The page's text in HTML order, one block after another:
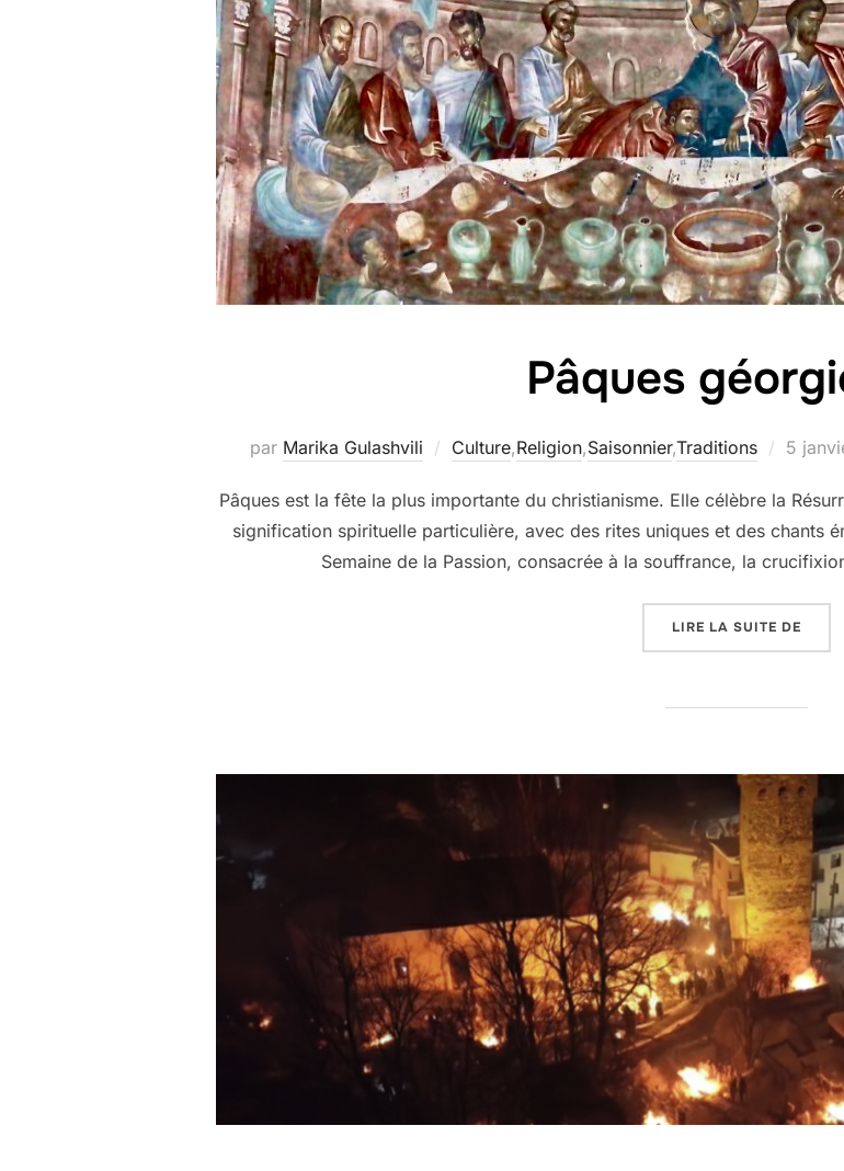
Pâques
par Marika Gulashvili Culture,Religion,Saisonnier,Traditions
Publié
5
Pâques est la fête la plus importante du christianisme. Elle célèbre la
signification spirituelle particulière, avec des rites uniques et des chants
Semaine de la Passion, consacrée à la souffrance, la
LIRE LA SUITE DE